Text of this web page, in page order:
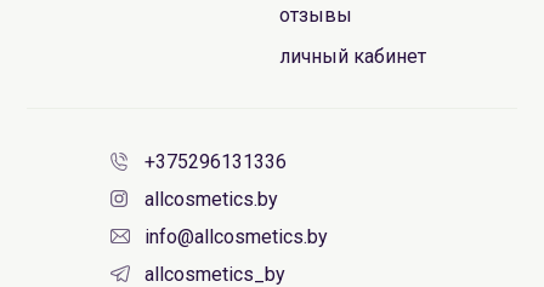
отзывы
личный кабинет
+375296131336
allcosmetics.by
info@allcosmetics.by
allcosmetics_by